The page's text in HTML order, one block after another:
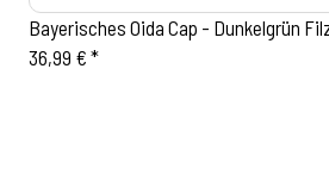
Bayerisches Oida Cap - Dunkelgrün
36,99 € *